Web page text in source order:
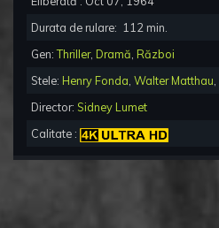
Durata de rulare: 112 min.
Gen:Thriller, Dramă Război
Stele: Henry Fonda Walter Matthau
Director: Sidney Lumet
Calitate :